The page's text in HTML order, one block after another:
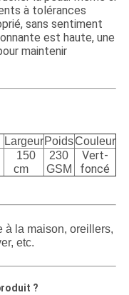
à tolérances
sans sentiment
est haute, une
maintenir
LargeurPoidsCouleur
150
cm
230
GSM
Vert-
foncé
à la maison, oreillers,
etc.
?